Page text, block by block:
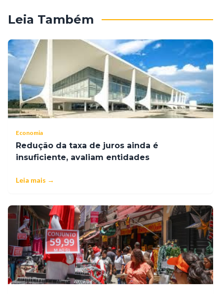
Leia Também
Economia
Redução da taxa de juros ainda é
insuficiente, avaliam entidades
Leia mais →